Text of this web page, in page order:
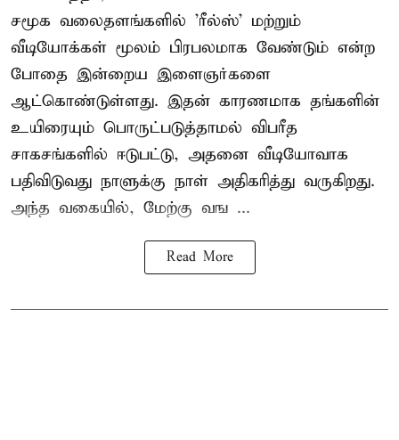
சமூக வலைதளங்களில் 'ரீல்ஸ்' மற்றும்
வீடியோக்கள் மூலம் பிரபலமாக வேண்டும் என்ற
போதை இன்றைய இளைஞர்களை
ஆட்கொண்டுள்ளது. இதன் காரணமாக தங்களின்
உயிரையும் பொருட்படுத்தாமல் விபரீத
சாகசங்களில் ஈடுபட்டு, அதனை வீடியோவாக
பதிவிடுவது நாளுக்கு நாள் அதிகரித்து வருகிறது.
அந்த வகையில், மேற்கு வங ...
Read More